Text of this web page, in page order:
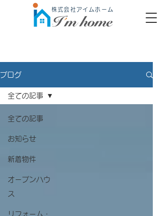
株式会社アイムホーム
ブログ
全ての記事
お知らせ
新着物件
オープンハウ
ス
リフォーム・
全ての記事